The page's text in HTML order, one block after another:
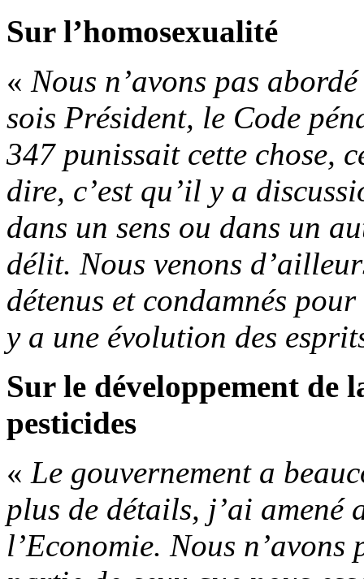
Sur l’homosexualité
« Nous n’avons pas
sois Président, le Code
347 punissait cette chose,
dire, c’est qu’il y a
dans un sens ou dans un
délit. Nous venons
détenus et condamnés
y a une évolution des
Sur le développement de
pesticides
« Le gouvernement a
plus de détails, j’ai amené
l’Economie. Nous